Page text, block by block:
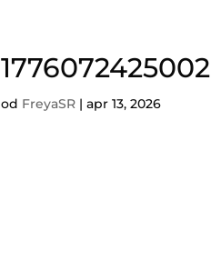
1776072425002
od FreyaSR| apr 13, 2026